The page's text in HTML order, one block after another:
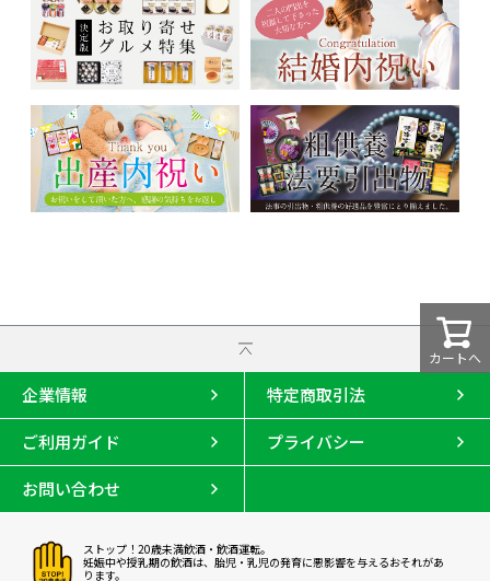
カートへ
企業情報 特定商取引法
ご利用ガイド プライバシー
お問い合わせ
ストップ！20歳未満飲酒・飲酒運転。
妊娠中や授乳期の飲酒は、胎児・乳児の発育に悪影響を与えるおそれがあ
ります。